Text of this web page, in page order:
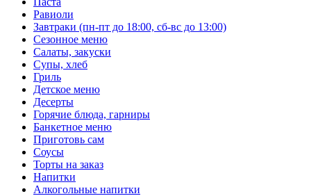
Равиоли
Завтраки (пн-пт до 18:00, сб-вс до 13:00)
Сезонное меню
Салаты, закуски
Супы, хлеб
Гриль
Детское меню
Десерты
Горячие блюда, гарниры
Банкетное меню
Приготовь сам
Соусы
Торты на заказ
Напитки
Алкогольные напитки